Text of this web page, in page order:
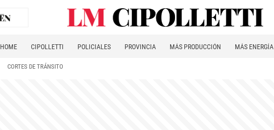
HOME CIPOLLETTI POLICIALES PROVINCIA MÁS PRODUCCIÓN MÁS ENERGÍA
CORTES DE TRÁNSITO